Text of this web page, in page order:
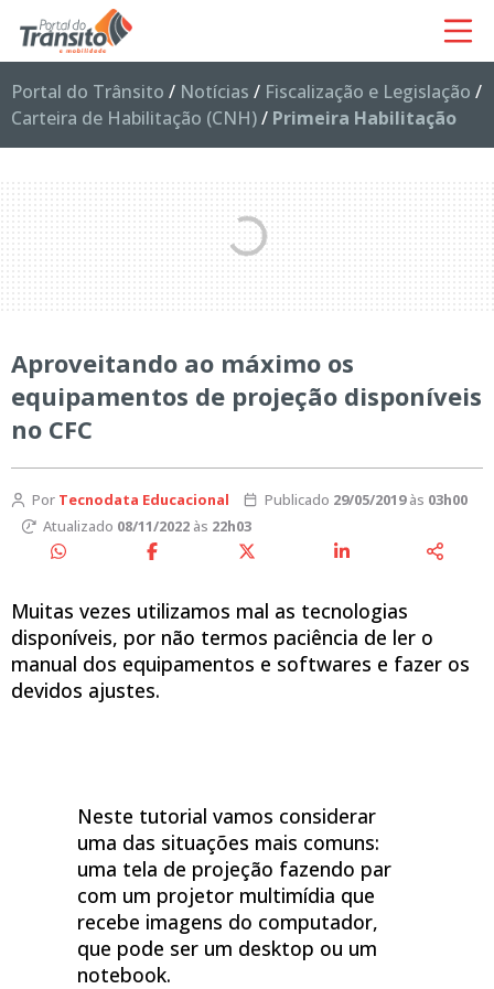
Portal do Trânsito / Notícias / Fiscalização e Legislação /
Carteira de Habilitação (CNH)/ Primeira Habilitação
Aproveitando ao máximo os
equipamentos de projeção disponíveis
no CFC
Por Tecnodata Educacional Publicado 29/05/2019às 03h00
Atualizado 08/11/2022às 22h03
Muitas vezes utilizamos mal as tecnologias
disponíveis, por não termos paciência de ler o
manual dos equipamentos e softwares e fazer os
devidos ajustes.
Neste tutorial vamos considerar
uma das situações mais comuns:
uma tela de projeção fazendo par
com um projetor multimídia que
recebe imagens do computador,
que pode ser um desktop ou um
notebook.